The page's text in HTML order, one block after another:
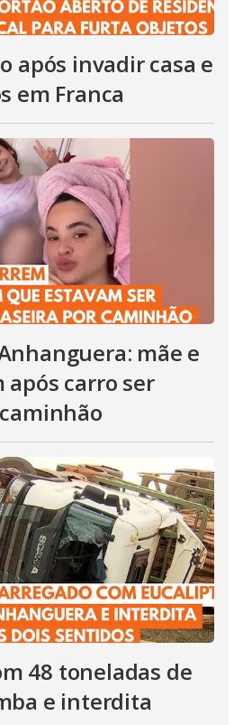
após invadir casa e
em Franca
mãe e
carro ser
48 toneladas de
e interdita